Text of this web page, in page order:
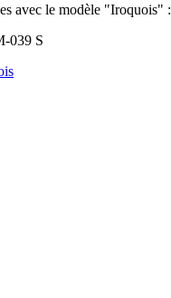
avec le modèle "Iroquois" :
039 S